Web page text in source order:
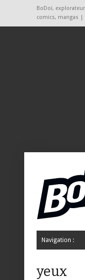
BoDoï,
comics, mangas |
Navigation :
yeux